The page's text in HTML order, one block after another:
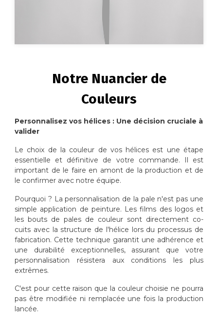
Notre Nuancier de
Couleurs
Personnalisez vos hélices : Une décision cruciale à
valider
Le choix de la couleur de vos hélices est une étape
essentielle et définitive de votre commande. Il est
important de le faire en amont de la production et de
le confirmer avec notre équipe.
Pourquoi ? La personnalisation de la pale n'est pas une
simple application de peinture. Les films des logos et
les bouts de pales de couleur sont directement co-
cuits avec la structure de l'hélice lors du processus de
fabrication. Cette technique garantit une adhérence et
une durabilité exceptionnelles, assurant que votre
personnalisation résistera aux conditions les plus
extrêmes.
C'est pour cette raison que la couleur choisie ne pourra
pas être modifiée ni remplacée une fois la production
lancée.